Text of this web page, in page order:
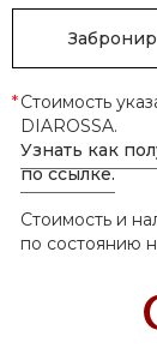
*Стоимость
DIAROSSA.
Узнать как
по ссылке.
Стоимость и
по состоянию